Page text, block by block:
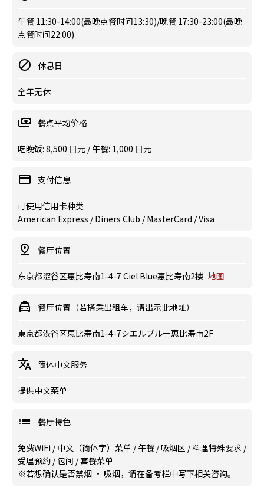
午餐 11:30-14:00(最晚点餐时间13:30)/晚餐 17:30-23:00(最晚
点餐时间22:00)
休息日
全年无休
餐点平均价格
吃晚饭: 8,500 日元 / 午餐: 1,000 日元
支付信息
可使用信用卡种类
American Express / Diners Club / MasterCard / Visa
餐厅位置
东京都涩谷区惠比寿南1-4-7 Ciel Blue惠比寿南2楼 地图
餐厅位置（若搭乘出租车，请出示此地址）
東京都渋谷区恵比寿南1-4-7シエルブルー恵比寿南2F
简体中文服务
提供中文菜单
餐厅特色
免费WiFi /中文（简体字）菜单 /午餐 /吸烟区 /料理特殊要求 /
受理预约 /包间 /套餐菜单
※若想确认是否禁烟 · 吸烟，请在备考栏中写下相关咨询。